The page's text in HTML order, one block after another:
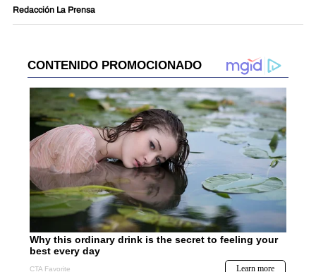
Redacción La Prensa